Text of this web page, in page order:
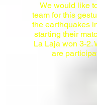
We would like
team for this
the earthquakes
starting their
La Laja won 3-2.
are